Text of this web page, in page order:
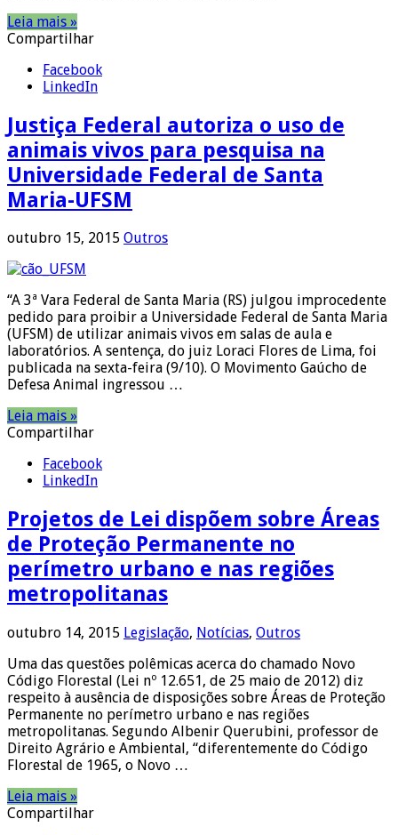
Leia mais »
Compartilhar
Facebook
LinkedIn
Justiça Federal autoriza o uso de
animais vivos para pesquisa na
Universidade Federal de Santa
Maria-UFSM
outubro 15, 2015 Outros
“A 3ª Vara Federal de Santa Maria (RS) julgou improcedente
pedido para proibir a Universidade Federal de Santa Maria
(UFSM) de utilizar animais vivos em salas de aula e
laboratórios. A sentença, do juiz Loraci Flores de Lima, foi
publicada na sexta-feira (9/10). O Movimento Gaúcho de
Defesa Animal ingressou …
Leia mais »
Compartilhar
Facebook
LinkedIn
Projetos de Lei dispõem sobre Áreas
de Proteção Permanente no
perímetro urbano e nas regiões
metropolitanas
outubro 14, 2015 Legislação, Notícias, Outros
Uma das questões polêmicas acerca do chamado Novo
Código Florestal (Lei nº 12.651, de 25 maio de 2012) diz
respeito à ausência de disposições sobre Áreas de Proteção
Permanente no perímetro urbano e nas regiões
metropolitanas. Segundo Albenir Querubini, professor de
Direito Agrário e Ambiental, “diferentemente do Código
Florestal de 1965, o Novo …
Leia mais »
Compartilhar